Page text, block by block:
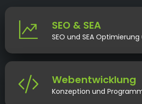
SEO & SEA
SEO und SEA
Webentwicklung
Konzeption und